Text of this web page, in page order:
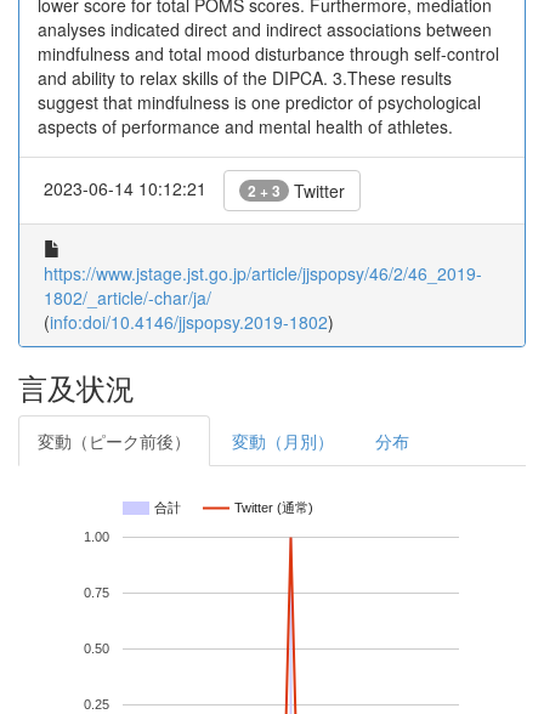
lower score for total POMS scores. Furthermore, mediation
analyses indicated direct and indirect associations between
mindfulness and total mood disturbance through self-control
and ability to relax skills of the DIPCA. 3.These results
suggest that mindfulness is one predictor of psychological
aspects of performance and mental health of athletes.
2023-06-14 10:12:21 2 + 3 Twitter
https://www.jstage.jst.go.jp/article/jjspopsy/46/2/46_2019-
1802/_article/-char/ja/
(info:doi/10.4146/jjspopsy.2019-1802)
言及状況
変動（ピーク前後） 変動（月別） 分布
合計 Twitter (通常)
0.25
0.50
0.75
1.00